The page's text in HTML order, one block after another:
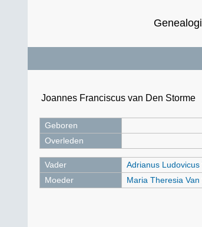
Joannes Franciscus van Den Storme
Geboren
Overleden
Vader
Adrianus
Moeder
Maria Theresia